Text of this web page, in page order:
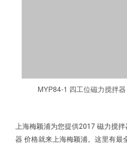
MYP84-1 四工位磁力搅拌器
上海梅颖浦为您提供2017 磁力搅
器 价格就来上海梅颖浦。这里有最